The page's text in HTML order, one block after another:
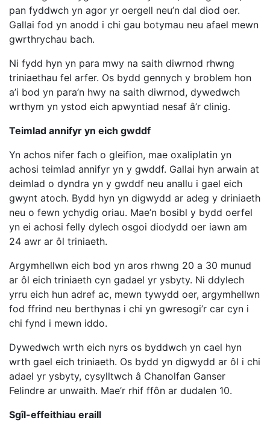
pan fyddwch yn agor yr oergell neu’n dal diod oer.
Gallai fod yn anodd i chi gau botymau neu afael mewn
gwrthrychau bach.
Ni fydd hyn yn para mwy na saith diwrnod rhwng
triniaethau fel arfer. Os bydd gennych y broblem hon
a’i bod yn para’n hwy na saith diwrnod, dywedwch
wrthym yn ystod eich apwyntiad nesaf â’r clinig.
Teimlad annifyr yn eich gwddf
Yn achos nifer fach o gleifion, mae oxaliplatin yn
achosi teimlad annifyr yn y gwddf. Gallai hyn arwain at
deimlad o dyndra yn y gwddf neu anallu i gael eich
gwynt atoch. Bydd hyn yn digwydd ar adeg y driniaeth
neu o fewn ychydig oriau. Mae’n bosibl y bydd oerfel
yn ei achosi felly dylech osgoi diodydd oer iawn am
24 awr ar ôl triniaeth.
Argymhellwn eich bod yn aros rhwng 20 a 30 munud
ar ôl eich triniaeth cyn gadael yr ysbyty. Ni ddylech
yrru eich hun adref ac, mewn tywydd oer, argymhellwn
fod ffrind neu berthynas i chi yn gwresogi’r car cyn i
chi fynd i mewn iddo.
Dywedwch wrth eich nyrs os byddwch yn cael hyn
wrth gael eich triniaeth. Os bydd yn digwydd ar ôl i chi
adael yr ysbyty, cysylltwch â Chanolfan Ganser
Felindre ar unwaith. Mae’r rhif ffôn ar dudalen 10.
Sgîl-effeithiau eraill